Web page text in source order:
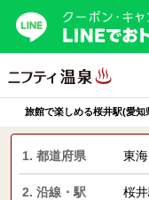
旅館で楽しめる桜井駅(愛
1. 都道府県 東
2. 沿線・駅 桜